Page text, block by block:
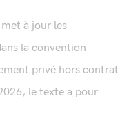
à jour les
la convention
privé hors contrat
le texte a pour